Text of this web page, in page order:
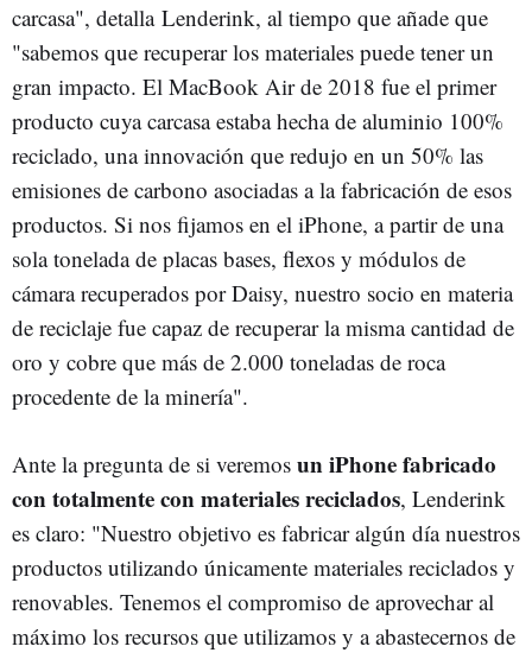
carcasa", detalla Lenderink, al tiempo que añade que
"sabemos que recuperar los materiales puede tener un
gran impacto. El MacBook Air de 2018 fue el primer
producto cuya carcasa estaba hecha de aluminio 100%
reciclado, una innovación que redujo en un 50% las
emisiones de carbono asociadas a la fabricación de esos
productos. Si nos fijamos en el iPhone, a partir de una
sola tonelada de placas bases, flexos y módulos de
cámara recuperados por Daisy, nuestro socio en materia
de reciclaje fue capaz de recuperar la misma cantidad de
oro y cobre que más de 2.000 toneladas de roca
procedente de la minería".
Ante la pregunta de si veremos un iPhone fabricado
con totalmente con materiales reciclados, Lenderink
es claro: "Nuestro objetivo es fabricar algún día nuestros
productos utilizando únicamente materiales reciclados y
renovables. Tenemos el compromiso de aprovechar al
máximo los recursos que utilizamos y a abastecernos de